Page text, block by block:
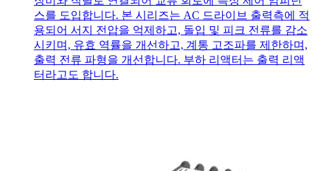
스를 도입합니다. 본 시리즈는 AC 드라이브 출력측에 적
용되어 서지 전압을 억제하고, 돌입 및 피크 전류를 감소
시키며, 유효 역률을 개선하고, 계통 고조파를 제한하며,
출력 전류 파형을 개선합니다. 부하 리액터는 출력 리액
터라고도 합니다.